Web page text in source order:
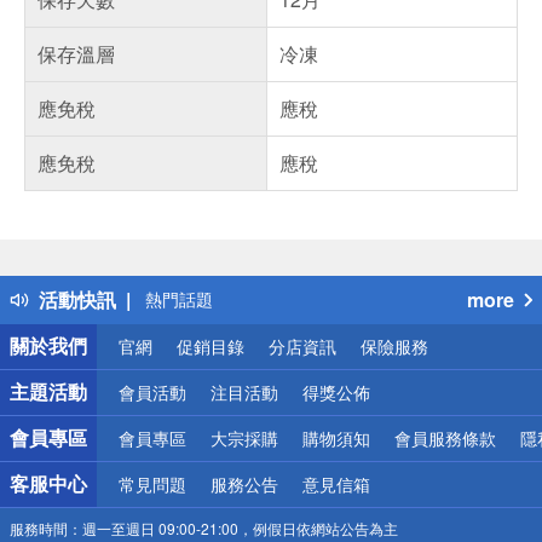
保存溫層
冷凍
應免稅
應稅
應免稅
應稅
活動快訊
得獎公告
熱門話題
銀行優惠
偏遠地區配送
詐騙網頁！請小心！
more
關於我們
官網 促銷目錄 分店資訊 保險服務
主題活動 會員活動 注目活動 得獎公佈
會員專區 會員專區 大宗採購 購物須知 會員服務條款 隱
客服中心 常見問題 服務公告 意見信箱
服務時間： 週一至週日 09:00-21:00，例假日依網站公告為主